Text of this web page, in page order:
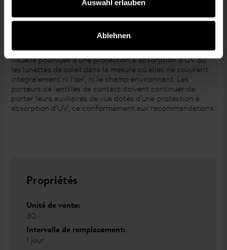
Auswahl erlauben
Ablehnen
* Attention : Les lentilles de contact à absorption UV ne
remplacent en aucun cas les dispositifs de correction
visuelle pourvues d’une protection à absorption d’UV ou
les lunettes de soleil dans la mesure où elles ne couvrent
intégralement ni l’œil, ni le champ environnant. Les
porteurs de lentilles de contact doivent continuer de
porter leurs auxiliaires de vue dotés d’une protection à
absorption d’UV, ce conformément aux recommandations.
Propriétés
Unité de vente:
30
Intervalle de remplacement:
1 jour